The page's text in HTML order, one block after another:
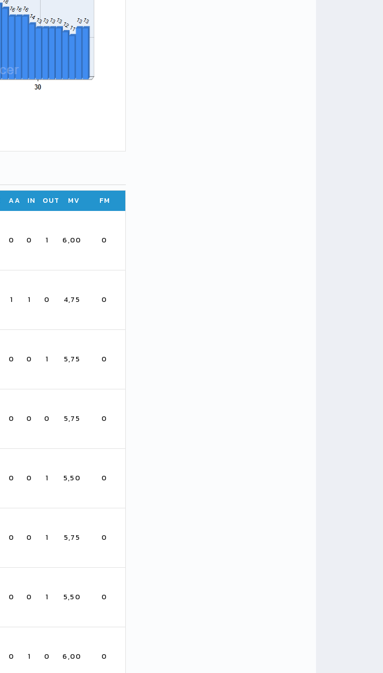
AA IN OUT MV FM
0 0 1 6,00 0
1 1 0 4,75 0
0 0 1 5,75 0
0 0 0 5,75 0
0 0 1 5,50 0
0 0 1 5,75 0
0 0 1 5,50 0
0 1 0 6,00 0